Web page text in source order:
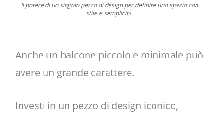
Il potere di un singolo pezzo di design per definire uno spazio con
stile e semplicità.
Anche un balcone piccolo e minimale può
avere un grande carattere.
Investi in un pezzo di design iconico,